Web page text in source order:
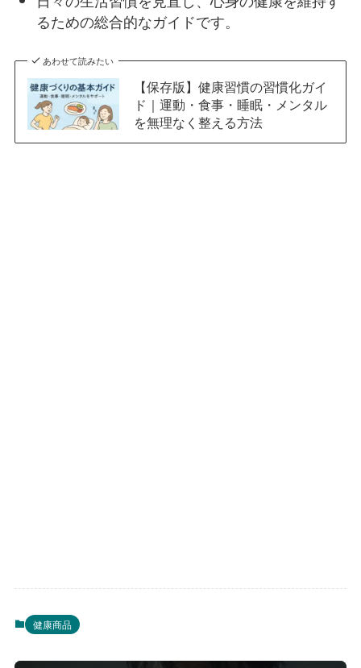
るための総合的なガイドです。​
あわせて読みたい
【保存版】健康習慣の習慣化ガイ
ド｜運動・食事・睡眠・メンタル
を無理なく整える方法
健康商品